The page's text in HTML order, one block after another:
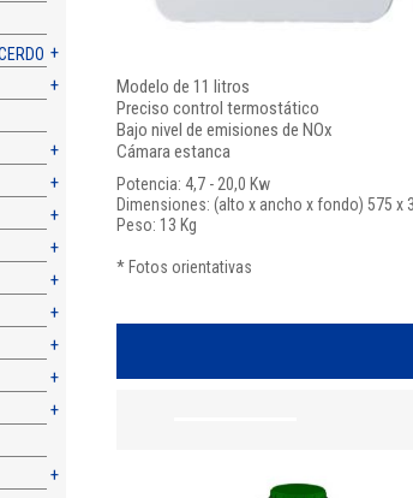
Modelo de 11 litros
Preciso control termostático
Bajo nivel de emisiones de NOx
Cámara estanca
Potencia: 4,7 - 20,0 Kw
Dimensiones: (alto x ancho x fondo) 575 x
Peso: 13 Kg
* Fotos orientativas